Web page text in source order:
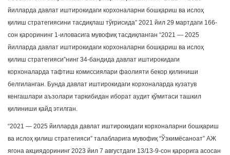
йилларда давлат иштирокидаги корхоналарни бошқариш ва ислоҳ
қилиш стратегиясини тасдиқлаш тўғрисида” 2021 йил 29 мартдаги 166-
сон қарорининг 1-иловасига мувофиқ тасдиқланган “2021 — 2025
йилларда давлат иштирокидаги корхоналарни бошқариш ва ислоҳ
қилиш стратегияси”нинг 34-бандида давлат иштирокидаги
корхоналарда тафтиш комиссиялари фаолияти бекор қилиниши
белгиланган. Бунда давлат иштирокидаги корхоналарда кузатув
кенгашлари аъзолари таркибидан иборат аудит қўмитаси ташкил
қилиниши қайд этилган.
“2021 — 2025 йилларда давлат иштирокидаги корхоналарни бошқариш
ва ислоҳ қилиш стратегияси” талабларига мувофиқ “Ўзкимёсаноат” АЖ
ягона акциядорининг 2023 йил 7 августдаги 13/13-9-сон қарорига асосан